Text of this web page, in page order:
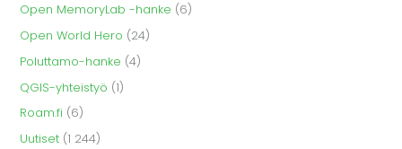
Open MemoryLab -hanke (6)
Open World Hero (24)
Poluttamo-hanke (4)
QGIS-yhteistyö (1)
Roam.fi (6)
Uutiset (1 244)